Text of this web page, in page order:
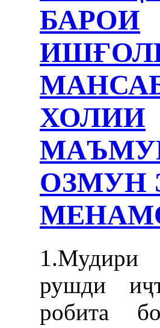
БАРОИ
ХОЛИИ
ОЗМУН
рушди
робита